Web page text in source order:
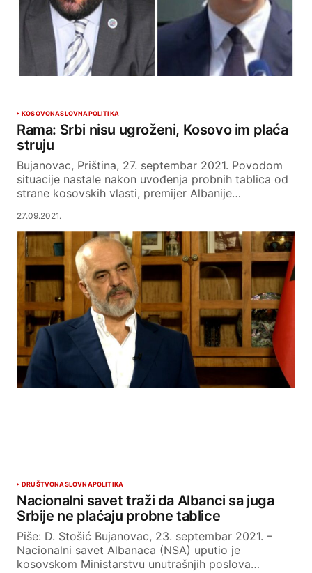
KOSOVONASLOVNAPOLITIKA
Rama: Srbi nisu ugroženi, Kosovo im plaća
struju
Bujanovac, Priština, 27. septembar 2021. Povodom
situacije nastale nakon uvođenja probnih tablica od
strane kosovskih vlasti, premijer Albanije…
27.09.2021.
DRUŠTVONASLOVNAPOLITIKA
Nacionalni savet traži da Albanci sa juga
Srbije ne plaćaju probne tablice
Piše: D. Stošić Bujanovac, 23. septembar 2021. –
Nacionalni savet Albanaca (NSA) uputio je
kosovskom Ministarstvu unutrašnjih poslova…